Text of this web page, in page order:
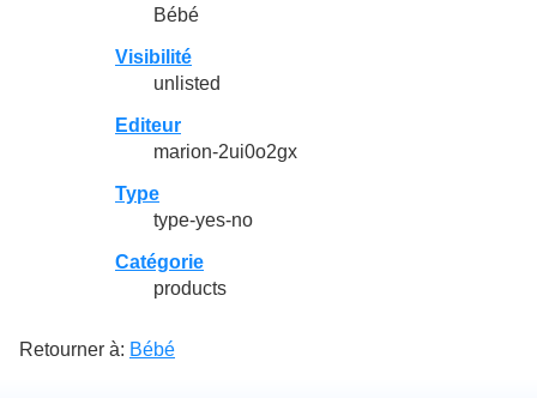
Bébé
Visibilité
unlisted
Editeur
marion-2ui0o2gx
Type
type-yes-no
Catégorie
products
Retourner à: Bébé